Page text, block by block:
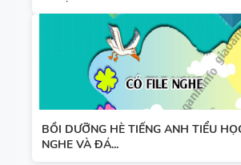
BỒI DƯỠNG HÈ TIẾNG ANH TIỂU
NGHE VÀ ĐÁ...